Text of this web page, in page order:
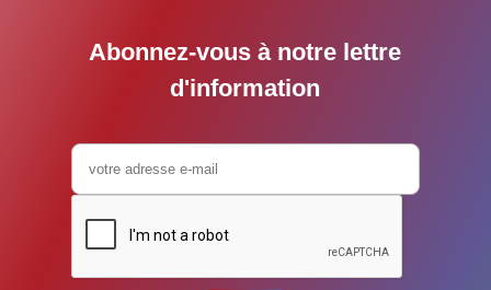
Abonnez-vous à notre lettre
d'information